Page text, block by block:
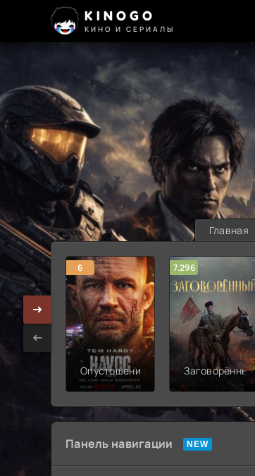
KINOGO
КИНО И СЕРИАЛЫ
Главная
6
Опустошение
7.296
Заговорённый
Панель навигации